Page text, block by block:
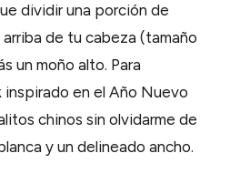
dividir una porción de
de tu cabeza (tamaño
un moño alto. Para
inspirado en el Año Nuevo
chinos sin olvidarme de
y un delineado ancho.